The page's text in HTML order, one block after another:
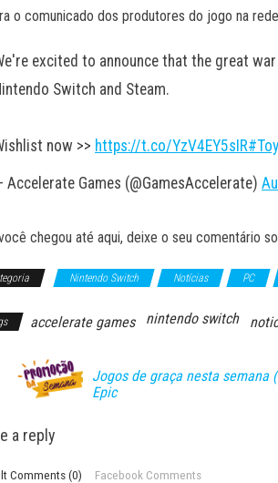
o comunicado dos produtores do jogo na
excited to announce that the great
Switch and Steam.
now >> https://t.co/YzV4EY5sIR
Accelerate Games (@GamesAccelerate)
chegou até aqui, deixe o seu comentário
Nintendo Switch Notícias PC
accelerate games nintendo switch
Jogos de graça nesta semana
Epic
a reply
Comments (0) Facebook Comments